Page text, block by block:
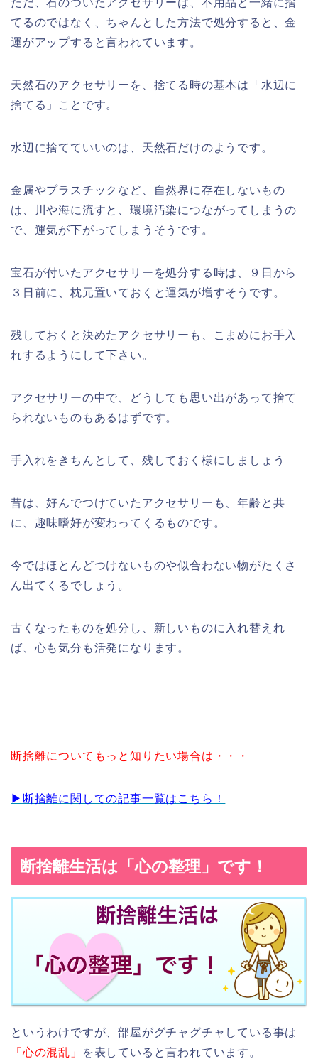
てるのではなく、ちゃんとした方法で処分すると、金
運がアップすると言われています。
天然石のアクセサリーを、捨てる時の基本は「水辺に
捨てる」ことです。
水辺に捨てていいのは、天然石だけのようです。
金属やプラスチックなど、自然界に存在しないもの
は、川や海に流すと、環境汚染につながってしまうの
で、運気が下がってしまうそうです。
宝石が付いたアクセサリーを処分する時は、９日から
３日前に、枕元置いておくと運気が増すそうです。
残しておくと決めたアクセサリーも、こまめにお手入
れするようにして下さい。
アクセサリーの中で、どうしても思い出があって捨て
られないものもあるはずです。
手入れをきちんとして、残しておく様にしましょう
昔は、好んでつけていたアクセサリーも、年齢と共
に、趣味嗜好が変わってくるものです。
今ではほとんどつけないものや似合わない物がたくさ
ん出てくるでしょう。
古くなったものを処分し、新しいものに入れ替えれ
ば、心も気分も活発になります。
断捨離についてもっと知りたい場合は・・・
▶︎断捨離に関しての記事一覧はこちら！
断捨離生活は「心の整理」です！
というわけですが、部屋がグチャグチャしている事は
「心の混乱」
を表していると言われています。